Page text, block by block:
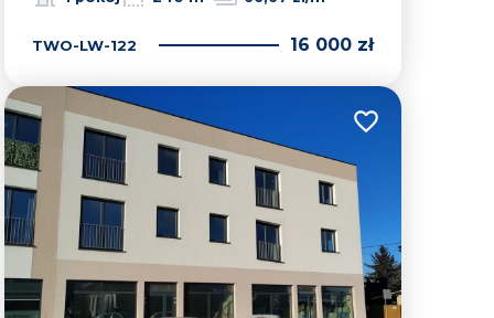
TWO-LW-122 16 000 zł
Dodaj do